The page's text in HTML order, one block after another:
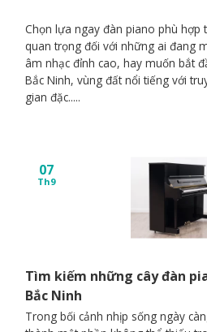
Chọn lựa ngay đàn piano phù hợp
quan trọng đối với những ai đang
âm nhạc đỉnh cao, hay muốn bắt
Bắc Ninh, vùng đất nổi tiếng với
gian đặc.....
Tìm kiếm những cây đàn
Bắc Ninh
Trong bối cảnh nhịp sống ngày
07
Th9